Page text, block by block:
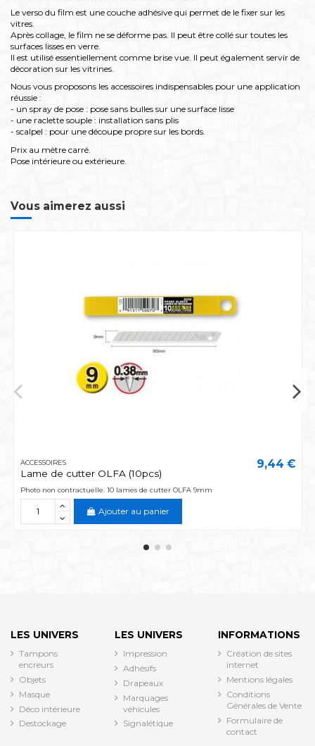
Le verso du film est une couche adhésive qui permet de le fixer sur les
vitres.
Après collage, le film ne se déforme pas. Il peut être collé sur toutes les
surfaces lisses en verre.
Il est utilisé essentiellement comme brise vue. Il peut également servir de
décoration sur les vitrines.
Nous vous proposons les accessoires indispensables pour une application
réussie :
- un spray de pose : pose sans bulles sur une surface lisse
- une raclette souple : installation sans plis
- scalpel : pour une découpe propre sur les bords.
Prix au mètre carré.
Pose intérieure ou extérieure.
Vous aimerez aussi
ACCESSOIRES
Lame de cutter OLFA (10pcs)
9,44 €
Photo non contractuelle. 10 lames de cutter OLFA 9mm
Ajouter au panier
LES UNIVERS
Tampons
encreurs
Objets
Masque
Déco intérieure
Destockage
LES UNIVERS
Impression
Adhésifs
Drapeaux
Marquages
véhicules
Signalétique
INFORMATIONS
Création de sites
internet
Mentions légales
Conditions
Générales de Vente
Formulaire de
contact